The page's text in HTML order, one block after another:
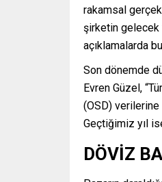
rakamsal
şirketin gelecek
açıklamalarda
Son dönemde
Evren Güzel,
(OSD) verilerine
Geçtiğimiz yıl
DÖVİZ